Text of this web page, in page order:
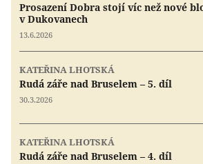
Prosazení Dobra stojí víc než nové
v Dukovanech
13.6.2026
KATEŘINA LHOTSKÁ
Rudá záře nad Bruselem – 5. díl
30.3.2026
KATEŘINA LHOTSKÁ
Rudá záře nad Bruselem – 4. díl